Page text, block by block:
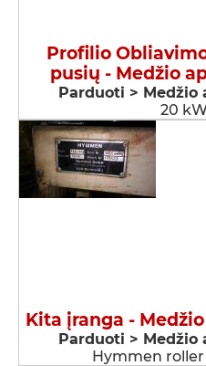
Profilio
pusių - Medžio
Parduoti > Medžio
20
Kita įranga -
Parduoti > Medžio
Hymmen roller